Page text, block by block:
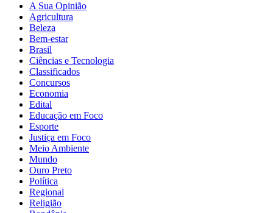
A Sua Opinião
Agricultura
Beleza
Bem-estar
Brasil
Ciências e Tecnologia
Classificados
Concursos
Economia
Edital
Educação em Foco
Esporte
Justiça em Foco
Meio Ambiente
Mundo
Ouro Preto
Política
Regional
Religião